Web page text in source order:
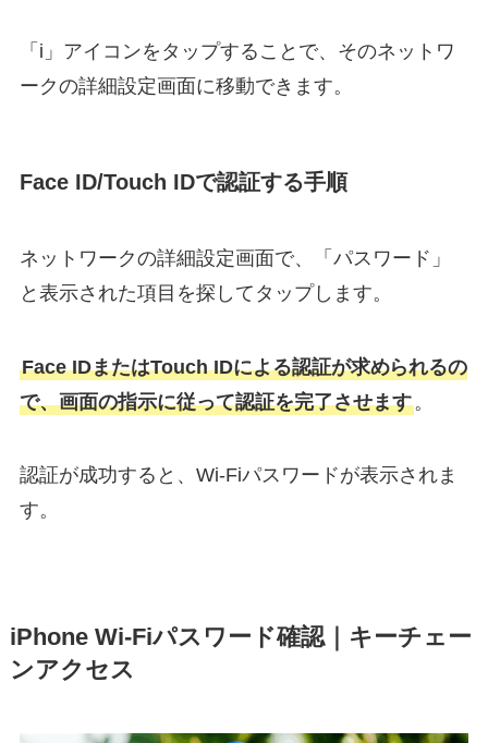
「i」アイコンをタップすることで、そのネットワ
ークの詳細設定画面に移動できます。
Face ID/Touch IDで認証する手順
ネットワークの詳細設定画面で、「パスワード」
と表示された項目を探してタップします。
Face IDまたはTouch IDによる認証が求められるの
で、画面の指示に従って認証を完了させます。
認証が成功すると、Wi-Fiパスワードが表示されま
す。
iPhone Wi-Fiパスワード確認｜キーチェー
ンアクセス